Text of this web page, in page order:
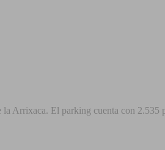
El parking cuenta con 2.535